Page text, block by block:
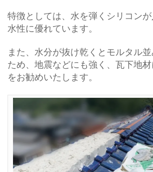
特徴としては、水を弾くシリコン
水性に優れています。
また、水分が抜け乾くとモルタル
ため、地震などにも強く、瓦下地
をお勧めいたします。